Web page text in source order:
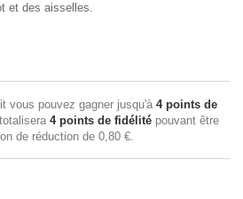
et des aisselles.
vous pouvez gagner jusqu'à 4points de
4points de fidélité pouvant être
de réduction de 0,80 €.